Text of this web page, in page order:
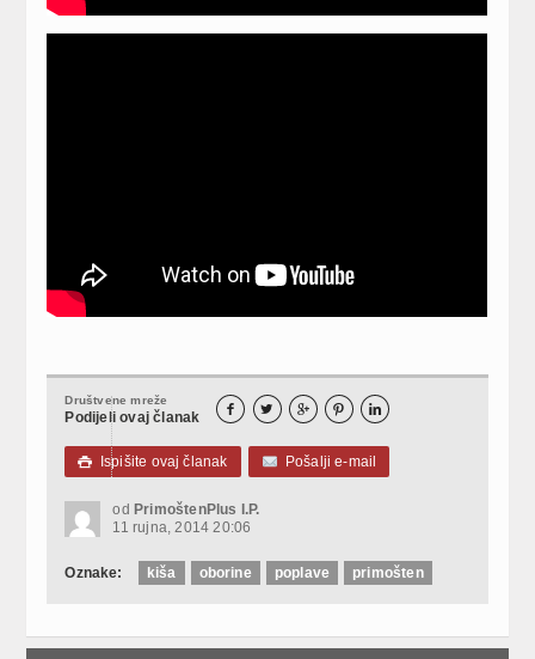
Društvene mreže
Podijeli ovaj članak     
 Ispišite ovaj članak Pošalji e-mail
od PrimoštenPlus I.P.
11 rujna, 2014 20:06
Oznake: kiša oborine poplave primošten